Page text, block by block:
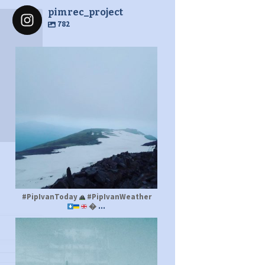
pimrec_project
782
#PipIvanToday
#PipIvanWeather
 ...